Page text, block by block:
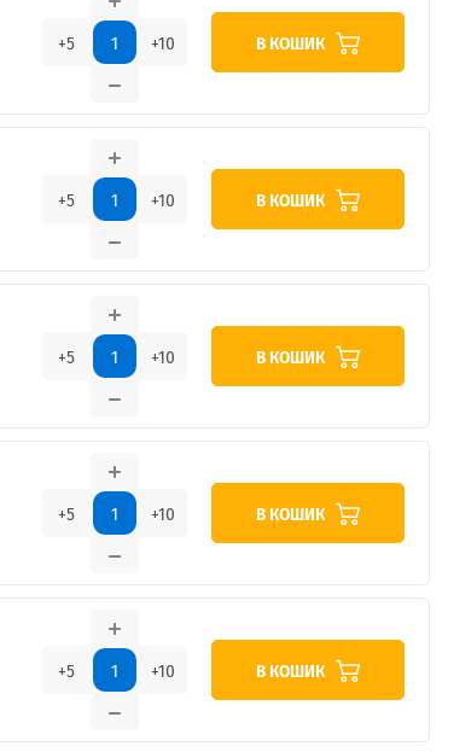
+5 +10 В КОШИК
+5 +10 В КОШИК
+5 +10 В КОШИК
+5 +10 В КОШИК
+5 +10 В КОШИК